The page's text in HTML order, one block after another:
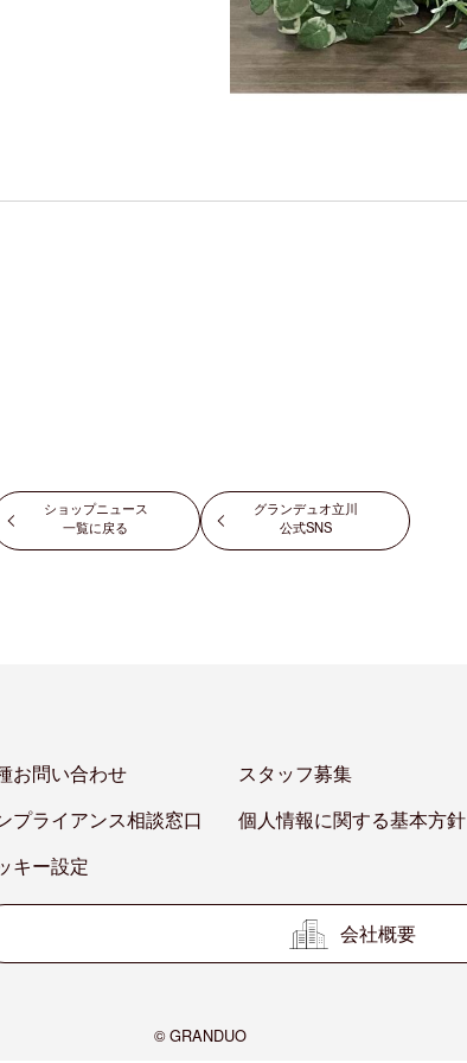
ショップニュース
一覧に戻る
グランデュオ立川
公式SNS
お問い合わせ スタッフ募集
プライアンス相談窓口
個人情報に関する基本方針
キー設定
会社概要
© GRANDUO